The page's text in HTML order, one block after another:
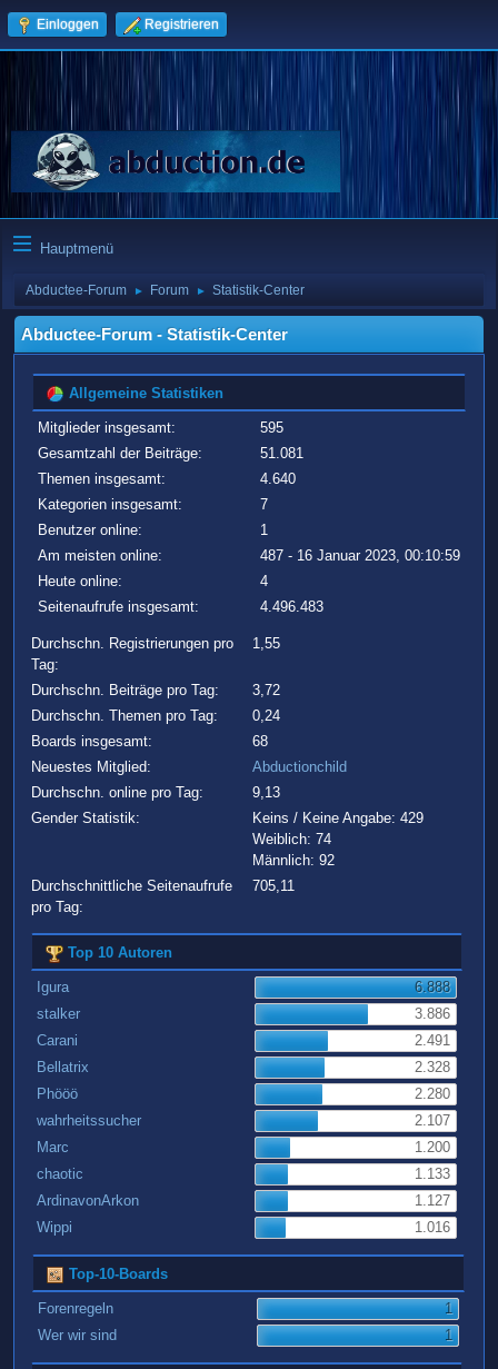
Einloggen Registrieren
Hauptmenü
Abductee-Forum ► Forum ► Statistik-Center
Abductee-Forum - Statistik-Center
Allgemeine Statistiken
Mitglieder insgesamt:
595
Gesamtzahl der Beiträge:
51.081
Themen insgesamt:
4.640
Kategorien insgesamt:
7
Benutzer online:
1
Am meisten online:
487 - 16 Januar 2023, 00:10:59
Heute online:
4
Seitenaufrufe insgesamt:
4.496.483
Durchschn. Registrierungen pro
Tag:
1,55
Durchschn. Beiträge pro Tag:
3,72
Durchschn. Themen pro Tag:
0,24
Boards insgesamt:
68
Neuestes Mitglied:
Abductionchild
Durchschn. online pro Tag:
9,13
Gender Statistik:
Keins / Keine Angabe: 429
Weiblich: 74
Männlich: 92
Durchschnittliche Seitenaufrufe
pro Tag:
705,11
Top 10 Autoren
Igura
6.888
stalker
3.886
Carani
2.491
Bellatrix
2.328
Phööö
2.280
wahrheitssucher
2.107
Marc
1.200
chaotic
1.133
ArdinavonArkon
1.127
Wippi
1.016
Top-10-Boards
Forenregeln
1
Wer wir sind
1